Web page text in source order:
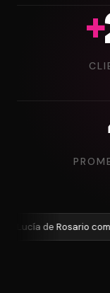
+
de Rosario compró